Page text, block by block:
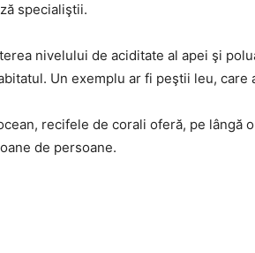
specialiştii.
nivelului de aciditate al apei şi
Un exemplu ar fi peştii leu,
recifele de corali oferă, pe
de persoane.